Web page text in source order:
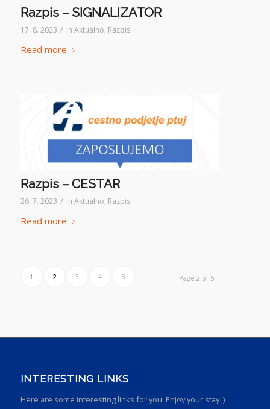
Razpis – SIGNALIZATOR
17. 8. 2023 / in Aktualno, Razpis
Read more
Razpis – CESTAR
26. 7. 2023 / in Aktualno, Razpis
Read more
Page 2 of 5
1 2 3 4 5
INTERESTING LINKS
Here are some interesting links for you! Enjoy your stay :)